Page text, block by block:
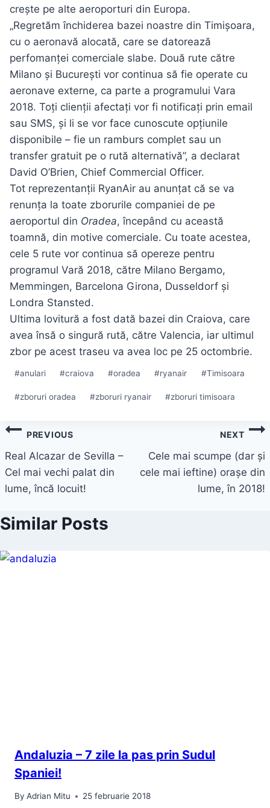
crește pe alte aeroporturi din Europa.
„Regretăm închiderea bazei noastre din Timișoara,
cu o aeronavă alocată, care se datorează
perfomanței comerciale slabe. Două rute către
Milano și București vor continua să fie operate cu
aeronave externe, ca parte a programului Vara
2018. Toți clienții afectați vor fi notificați prin email
sau SMS, și li se vor face cunoscute opțiunile
disponibile – fie un ramburs complet sau un
transfer gratuit pe o rută alternativă”, a declarat
David O’Brien, Chief Commercial Officer.
Tot reprezentanții RyanAir au anunțat că se va
renunța la toate zborurile companiei de pe
aeroportul din Oradea, începând cu această
toamnă, din motive comerciale. Cu toate acestea,
cele 5 rute vor continua să opereze pentru
programul Vară 2018, către Milano Bergamo,
Memmingen, Barcelona Girona, Dusseldorf și
Londra Stansted.
Ultima lovitură a fost dată bazei din Craiova, care
avea însă o singură rută, către Valencia, iar ultimul
zbor pe acest traseu va avea loc pe 25 octombrie.
Post
#anulari #craiova #oradea #ryanair #Timisoara
#zboruri oradea #zboruri ryanair #zboruri timisoara
Navigare
în
articole
PREVIOUS
Real Alcazar de Sevilla –
Cel mai vechi palat din
lume, încă locuit!
NEXT
Cele mai scumpe (dar și
cele mai ieftine) orașe din
lume, în 2018!
Similar Posts
Andaluzia – 7 zile la pas prin Sudul
Spaniei!
By Adrian Mitu 25 februarie 2018